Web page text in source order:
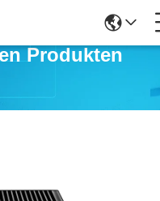
Produkten